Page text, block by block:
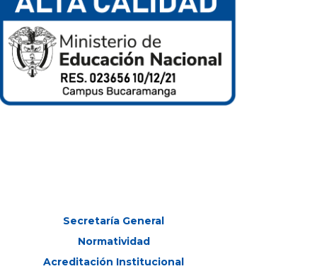
Secretaría General
Normatividad
Acreditación Institucional